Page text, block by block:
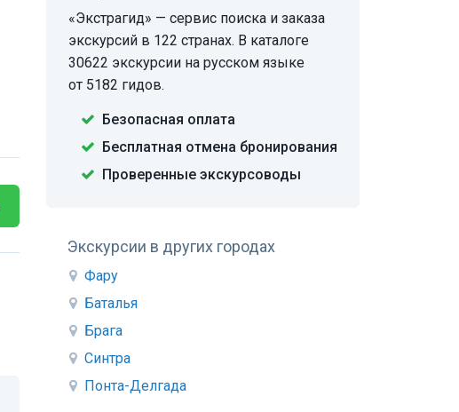
«Экстрагид» — сервис поиска и заказа
экскурсий в 122 странах. В каталоге
30622 экскурсии на русском языке
от 5182 гидов.
Безопасная оплата
Бесплатная отмена бронирования
Проверенные экскурсоводы
Экскурсии в других городах
Фару
Баталья
Брага
Синтра
Понта-Делгада